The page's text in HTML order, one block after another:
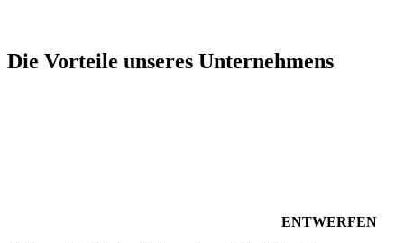
Die Vorteile unseres Unternehmens
ENTWERFEN